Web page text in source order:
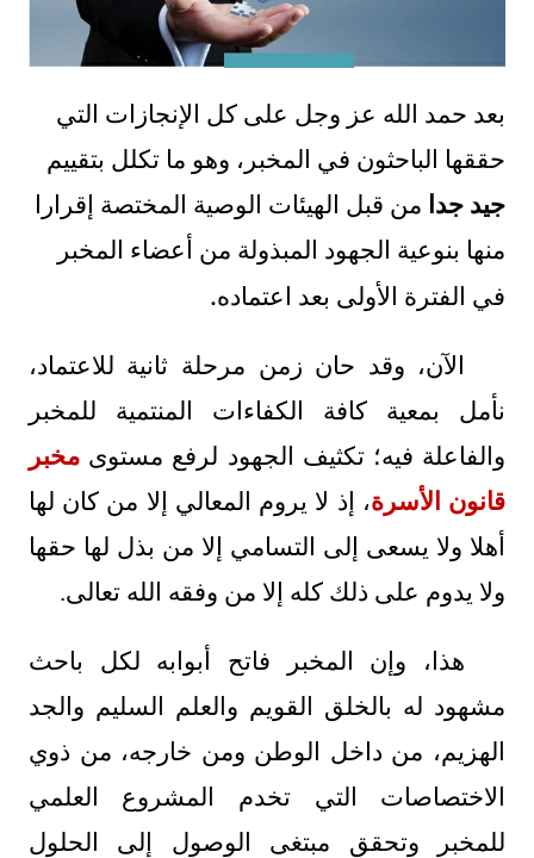
بعد حمد الله عز وجل على كل الإنجازات التي
حققها الباحثون في المخبر، وهو ما تكلل بتقييم
جيد جدا من قبل الهيئات الوصية المختصة إقرارا
منها بنوعية الجهود المبذولة من أعضاء المخبر
في الفترة الأولى بعد اعتماده.
الآن، وقد حان زمن مرحلة ثانية للاعتماد،
نأمل بمعية كافة الكفاءات المنتمية للمخبر
والفاعلة فيه؛ تكثيف الجهود لرفع مستوىمخبر
قانون الأسرة، إذ لا يروم المعالي إلا من كان لها
أهلا ولا يسعى إلى التسامي إلا من بذل لها حقها
ولا يدوم على ذلك كله إلا من وفقه الله تعالى.
هذا، وإن المخبر فاتح أبوابه لكل باحث
مشهود له بالخلق القويم والعلم السليم والجد
الهزيم، من داخل الوطن ومن خارجه، من ذوي
الاختصاصات التي تخدم المشروع العلمي
للمخبر وتحقق مبتغى الوصول إلى الحلول